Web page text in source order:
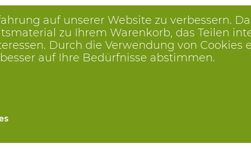
auf unserer Website zu verbessern.
zu Ihrem Warenkorb, das Teilen
Durch die Verwendung von Cookies
auf Ihre Bedürfnisse abstimmen.